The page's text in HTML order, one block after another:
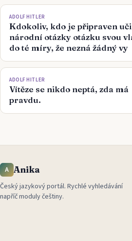
ADOLF HITLER
Kdokoliv, kdo je připraven
národní otázky otázku svou
do té míry, že nezná žádný vy
ADOLF HITLER
Vítěze se nikdo neptá, zda má
pravdu.
A Anika
Český jazykový portál. Rychlé vyhledávání
napříč moduly češtiny.